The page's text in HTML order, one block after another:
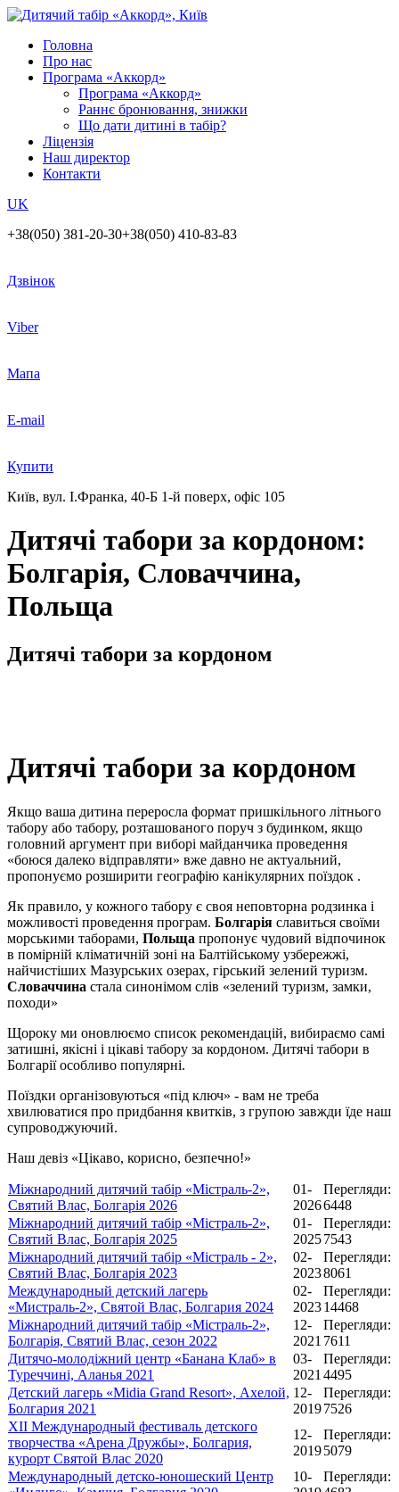
Головна
Про нас
Програма «Аккорд»
Програма «Аккорд»
Раннє бронювання, знижки
Що дати дитині в табір?
Ліцензія
Наш директор
Контакти
UK
+38(050) 381-20-30+38(050) 410-83-83
Дзвінок
Viber
Мапа
E-mail
Купити
Київ, вул. І.Франка, 40-Б 1-й поверх, офіс 105
Дитячі табори за кордоном:
Болгарія, Словаччина,
Польща
Дитячі табори за кордоном
Дитячі табори за кордоном
Якщо ваша дитина переросла формат пришкільного літнього
табору або табору, розташованого поруч з будинком, якщо
головний аргумент при виборі майданчика проведення
«боюся далеко відправляти» вже давно не актуальний,
пропонуємо розширити географію канікулярних поїздок .
Як правило, у кожного табору є своя неповторна родзинка і
можливості проведення програм. Болгарія славиться своїми
морськими таборами, Польща пропонує чудовий відпочинок
в помірній кліматичній зоні на Балтійському узбережжі,
найчистіших Мазурських озерах, гірський зелений туризм.
Словаччина стала синонімом слів «зелений туризм, замки,
походи»
Щороку ми оновлюємо список рекомендацій, вибираємо самі
затишні, якісні і цікаві табору за кордоном. Дитячі табори в
Болгарії особливо популярні.
Поїздки організовуються «під ключ» - вам не треба
хвилюватися про придбання квитків, з групою завжди їде наш
супроводжуючий.
Наш девіз «Цікаво, корисно, безпечно!»
Міжнародний дитячий табір «Містраль-2»,
Святий Влас, Болгарія 2026
01-
2026
Перегляди:
6448
Міжнародний дитячий табір «Містраль-2»,
Святий Влас, Болгарія 2025
01-
2025
Перегляди:
7543
Міжнародний дитячий табір «Містраль - 2»,
Святий Влас, Болгарія 2023
02-
2023
Перегляди:
8061
Международный детский лагерь
«Мистраль-2», Святой Влас, Болгария 2024
02-
2023
Перегляди:
14468
Міжнародний дитячий табір «Містраль-2»,
Болгарія, Святий Влас, сезон 2022
12-
2021
Перегляди:
7611
Дитячо-молодіжний центр «Банана Клаб» в
Туреччині, Аланья 2021
03-
2021
Перегляди:
4495
Детский лагерь «Midia Grand Resort», Ахелой,
Болгария 2021
12-
2019
Перегляди:
7526
ХII Международный фестиваль детского
творчества «Арена Дружбы», Болгария,
курорт Святой Влас 2020
12-
2019
Перегляди:
5079
Международный детско-юношеский Центр
10-
Перегляди: